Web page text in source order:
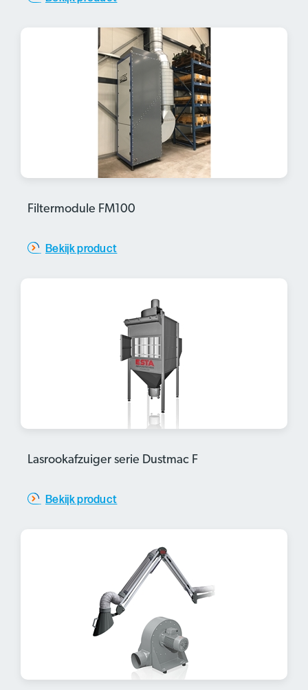
Filtermodule FM100
Bekijk product
Lasrookafzuiger serie Dustmac F
Bekijk product